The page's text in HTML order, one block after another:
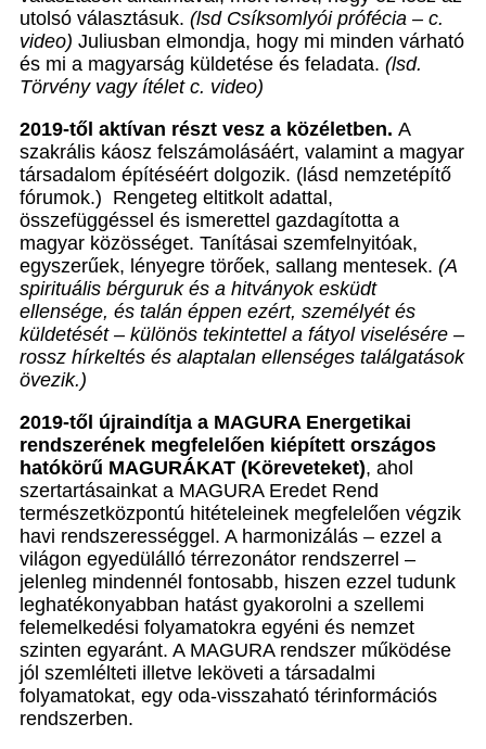
utolsó választásuk. (lsd Csíksomlyói prófécia – c.
video) Juliusban elmondja, hogy mi minden várható
és mi a magyarság küldetése és feladata. (lsd.
Törvény vagy ítélet c. video)
2019-től aktívan részt vesz a közéletben. A
szakrális káosz felszámolásáért, valamint a magyar
társadalom építéséért dolgozik. (lásd nemzetépítő
fórumok.) Rengeteg eltitkolt adattal,
összefüggéssel és ismerettel gazdagította a
magyar közösséget. Tanításai szemfelnyitóak,
egyszerűek, lényegre törőek, sallang mentesek. (A
spirituális bérguruk és a hitványok esküdt
ellensége, és talán éppen ezért, személyét és
küldetését – különös tekintettel a fátyol viselésére –
rossz hírkeltés és alaptalan ellenséges találgatások
övezik.)
2019-től újraindítja a MAGURA Energetikai
rendszerének megfelelően kiépített országos
hatókörű MAGURÁKAT (Köreveteket), ahol
szertartásainkat a MAGURA Eredet Rend
természetközpontú hitételeinek megfelelően végzik
havi rendszerességgel. A harmonizálás – ezzel a
világon egyedülálló térrezonátor rendszerrel –
jelenleg mindennél fontosabb, hiszen ezzel tudunk
leghatékonyabban hatást gyakorolni a szellemi
felemelkedési folyamatokra egyéni és nemzet
szinten egyaránt. A MAGURA rendszer működése
jól szemlélteti illetve leköveti a társadalmi
folyamatokat, egy oda-visszaható térinformációs
rendszerben.